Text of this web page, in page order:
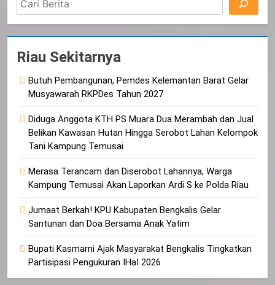
Riau Sekitarnya
Butuh Pembangunan, Pemdes Kelemantan Barat Gelar
Musyawarah RKPDes Tahun 2027
Diduga Anggota KTH PS Muara Dua Merambah dan Jual
Belikan Kawasan Hutan Hingga Serobot Lahan Kelompok
Tani Kampung Temusai
Merasa Terancam dan Diserobot Lahannya, Warga
Kampung Temusai Akan Laporkan Ardi S ke Polda Riau
Jumaat Berkah! KPU Kabupaten Bengkalis Gelar
Santunan dan Doa Bersama Anak Yatim
Bupati Kasmarni Ajak Masyarakat Bengkalis Tingkatkan
Partisipasi Pengukuran IHaI 2026